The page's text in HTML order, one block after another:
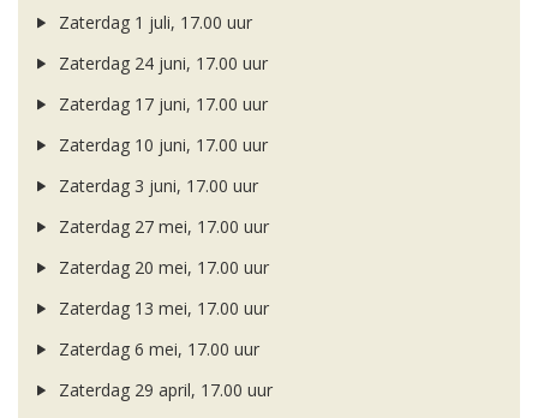
Zaterdag 1 juli, 17.00 uur
Zaterdag 24 juni, 17.00 uur
Zaterdag 17 juni, 17.00 uur
Zaterdag 10 juni, 17.00 uur
Zaterdag 3 juni, 17.00 uur
Zaterdag 27 mei, 17.00 uur
Zaterdag 20 mei, 17.00 uur
Zaterdag 13 mei, 17.00 uur
Zaterdag 6 mei, 17.00 uur
Zaterdag 29 april, 17.00 uur